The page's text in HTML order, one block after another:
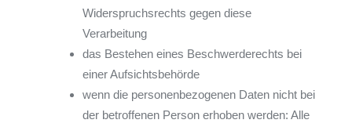
Widerspruchsrechts gegen diese
Verarbeitung
das Bestehen eines Beschwerderechts bei
einer Aufsichtsbehörde
wenn die personenbezogenen Daten nicht bei
der betroffenen Person erhoben werden: Alle